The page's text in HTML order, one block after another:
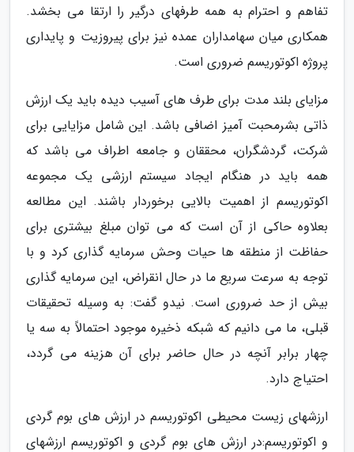
تفاهم و احترام به همه طرفهای درگیر را ارتقا می بخشد.
همکاری میان سهامداران عمده نیز برای پیروزیت و پایداری
پروژه اکوتوریسم ضروری است.
مزایای بلند مدت برای طرف های آسیب دیده باید یک ارزش
ذاتی بشرمحبت آمیز اضافی باشد. این شامل مزایایی برای
شرکت، گردشگران، محققان و جامعه اطراف می باشد که
همه باید در هنگام ایجاد سیستم ارزشی یک مجموعه
اکوتوریسم از اهمیت بالایی برخوردار باشند. این مطالعه
بعلاوه حاکی از آن است که می توان مبلغ بیشتری برای
حفاظت از منطقه ها حیات وحش سرمایه گذاری کرد و با
توجه به سرعت سریع ما در حال انقراض، این سرمایه گذاری
بیش از حد ضروری است. نیدو گفت: به وسیله تحقیقات
قبلی، ما می دانیم که شبکه ذخیره موجود احتمالاً به سه یا
چهار برابر آنچه در حال حاضر برای آن هزینه می گردد،
احتیاج دارد.
ارزشهای زیست محیطی اکوتوریسم در ارزش های بوم گردی
و اکوتوریسم:در ارزش های بوم گردی و اکوتوریسم ارزشهای